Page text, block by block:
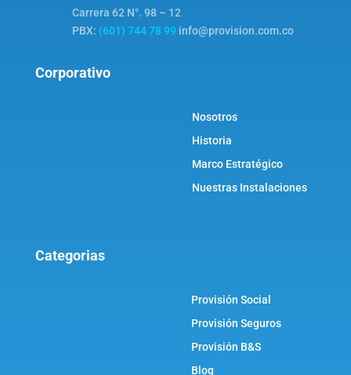
Carrera 62 N°. 98 – 12
PBX: (601) 744 78 99 info@provision.com.co
Corporativo
Nosotros
Historia
Marco Estratégico
Nuestras Instalaciones
Categorias
Provisión Social
Provisión Seguros
Provisión B&S
Blog